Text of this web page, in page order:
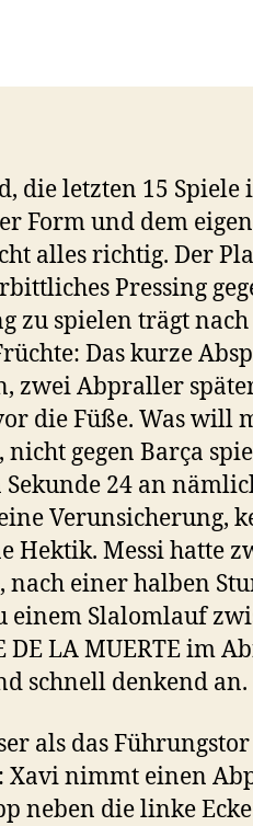
die letzten 15 Spiele
Form und dem
alles richtig. Der
Pressing
zu spielen trägt
Das kurze
zwei Abpraller
die Füße. Was will
nicht gegen Barça
24 an
Verunsicherung,
Hektik. Messi hatte
nach einer halben
einem Slalomlauf
DE LA MUERTE im
schnell denkend an.
als das
Xavi nimmt einen
neben die linke